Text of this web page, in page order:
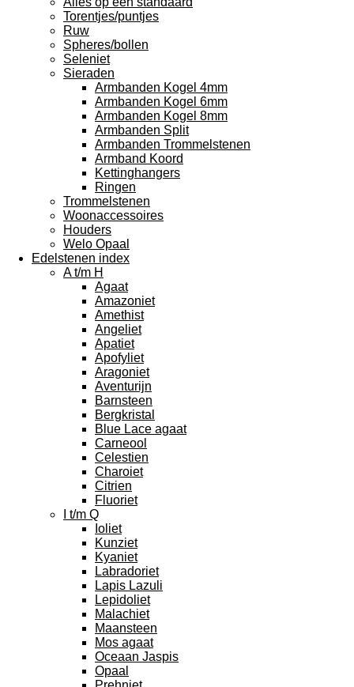
Torentjes/puntjes
Ruw
Spheres/bollen
Seleniet
Sieraden
Armbanden Kogel 4mm
Armbanden Kogel 6mm
Armbanden Kogel 8mm
Armbanden Split
Armbanden Trommelstenen
Armband Koord
Kettinghangers
Ringen
Trommelstenen
Woonaccessoires
Houders
Welo Opaal
Edelstenen index
A t/m H
Agaat
Amazoniet
Amethist
Angeliet
Apatiet
Apofyliet
Aragoniet
Aventurijn
Barnsteen
Bergkristal
Blue Lace agaat
Carneool
Celestien
Charoiet
Citrien
Fluoriet
I t/m Q
Ioliet
Kunziet
Kyaniet
Labradoriet
Lapis Lazuli
Lepidoliet
Malachiet
Maansteen
Mos agaat
Oceaan Jaspis
Opaal